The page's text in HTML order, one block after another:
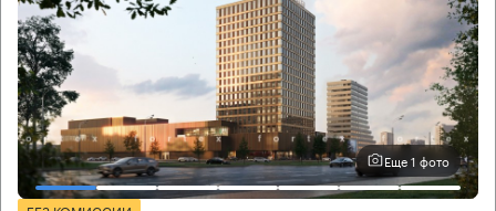
Еще 1 фото